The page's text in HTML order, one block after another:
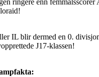
ringere enn
IL blir dermed en 0.
J17-klassen!